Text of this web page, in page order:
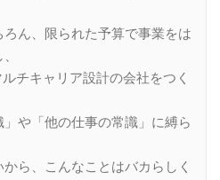
ん、限られた予算で事業をは
チキャリア設計の会社をつく
や「他の仕事の常識」に縛ら
ら、こんなことはバカらしく